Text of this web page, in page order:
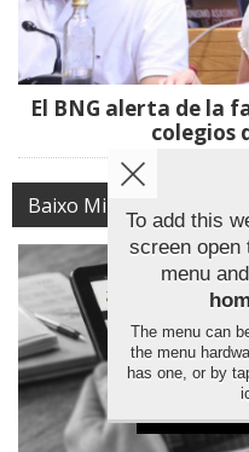
El BNG alerta de la
colegios
Baixo Miño
Aviso
Utilizamos
lista de
nuestra
To add this
screen open
menu
The menu can
the menu
has one, or by